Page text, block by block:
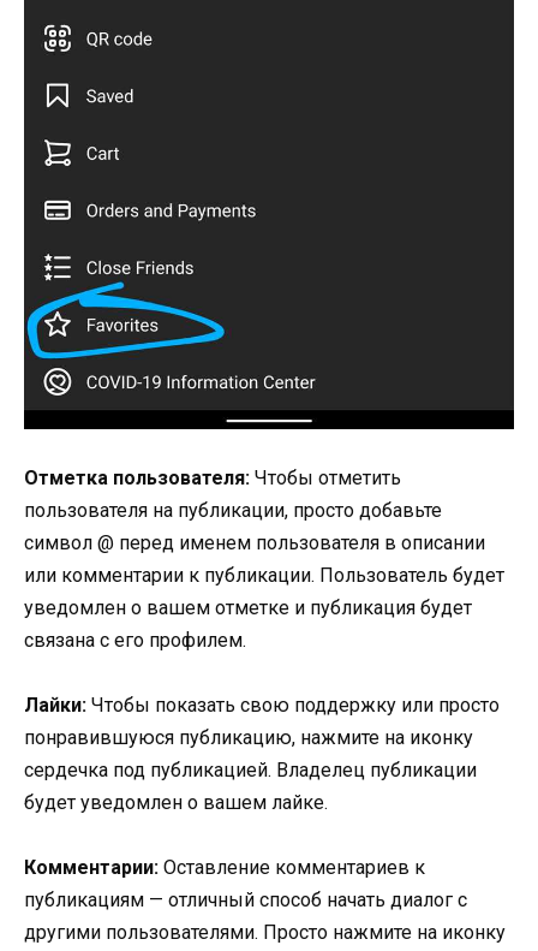
Отметка пользователя: Чтобы отметить
пользователя на публикации, просто добавьте
символ @ перед именем пользователя в описании
или комментарии к публикации. Пользователь будет
уведомлен о вашем отметке и публикация будет
связана с его профилем.
Лайки: Чтобы показать свою поддержку или просто
понравившуюся публикацию, нажмите на иконку
сердечка под публикацией. Владелец публикации
будет уведомлен о вашем лайке.
Комментарии: Оставление комментариев к
публикациям — отличный способ начать диалог с
другими пользователями. Просто нажмите на иконку